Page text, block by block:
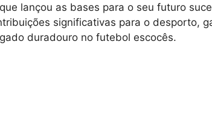
lançou as bases para o seu futuro
significativas para o desporto,
duradouro no futebol escocês.